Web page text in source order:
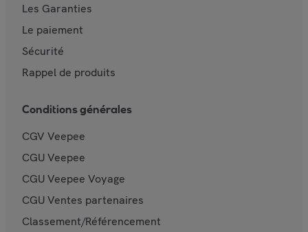
Les Garanties
Le paiement
Sécurité
Rappel de produits
Conditions générales
CGV Veepee
CGU Veepee
CGU Veepee Voyage
CGU Ventes partenaires
Classement/Référencement